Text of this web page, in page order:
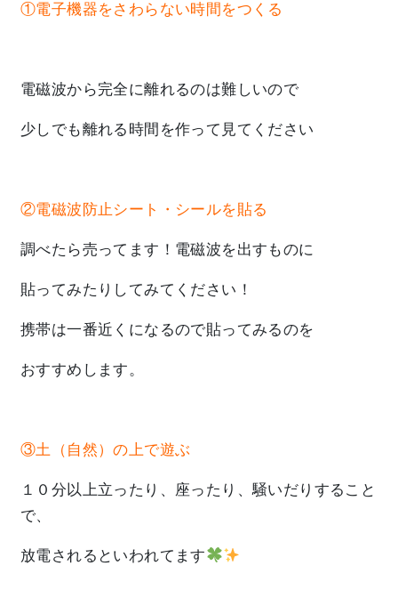
①電子機器をさわらない時間をつくる
電磁波から完全に離れるのは難しいので
少しでも離れる時間を作って見てください
②電磁波防止シート・シールを貼る
調べたら売ってます！電磁波を出すものに
貼ってみたりしてみてください！
携帯は一番近くになるので貼ってみるのを
おすすめします。
③土（自然）の上で遊ぶ
１０分以上立ったり、座ったり、騒いだりすること
で、
放電されるといわれてます